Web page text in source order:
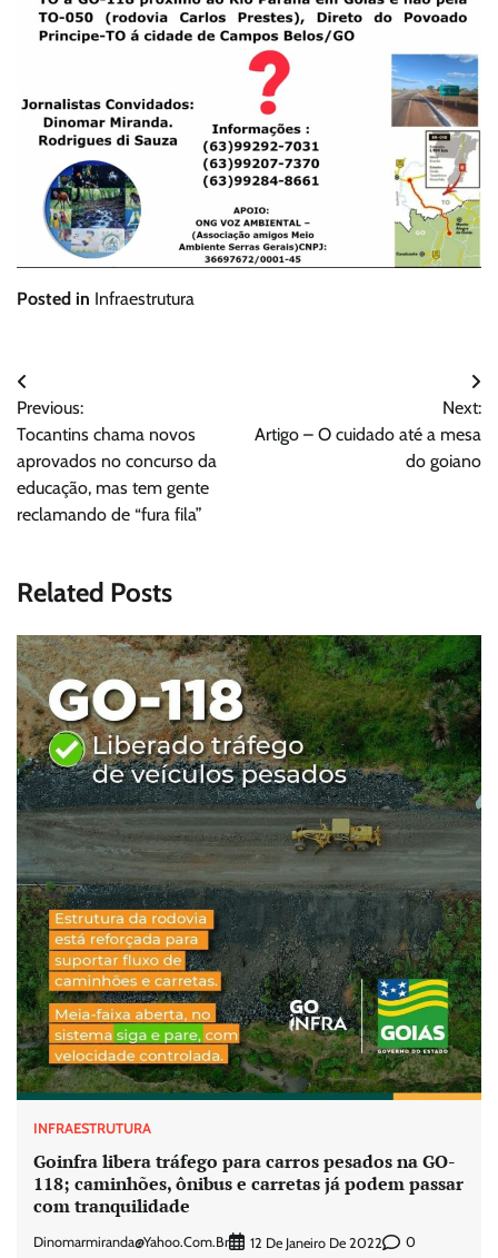
Posted in Infraestrutura
Navegação
de
Post
Previous:
Tocantins chama novos
aprovados no concurso da
educação, mas tem gente
reclamando de “fura fila”
Next:
Artigo – O cuidado até a mesa
do goiano
Related Posts
INFRAESTRUTURA
Goinfra libera tráfego para carros pesados na GO-
118; caminhões, ônibus e carretas já podem passar
com tranquilidade
Dinomarmiranda@yahoo.com.br 12 De Janeiro De 2022 0